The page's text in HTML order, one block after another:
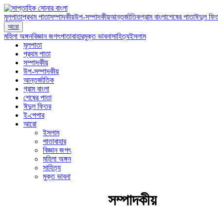
মূলপাতাপ্রথম পাতাসম্পাদকীয়উপ-সম্পাদকীয়আন্তর্জাতিকগ্রাম বাংলাশেষের পাতাঈদুল
আরো
মহিলা অঙ্গনবিজ্ঞান জগৎপাতাবাহারমুক্ত ভাবনাসাহিত্যইসলাম
মূলপাতা
প্রথম পাতা
সম্পাদকীয়
উপ-সম্পাদকীয়
আন্তর্জাতিক
গ্রাম বাংলা
শেষের পাতা
ঈদুল ফিতর
ই-পেপার
আরো
ইসলাম
পাতাবাহার
বিজ্ঞান জগৎ
মহিলা অঙ্গন
সাহিত্য
মুক্ত ভাবনা
সম্পাদকীয়